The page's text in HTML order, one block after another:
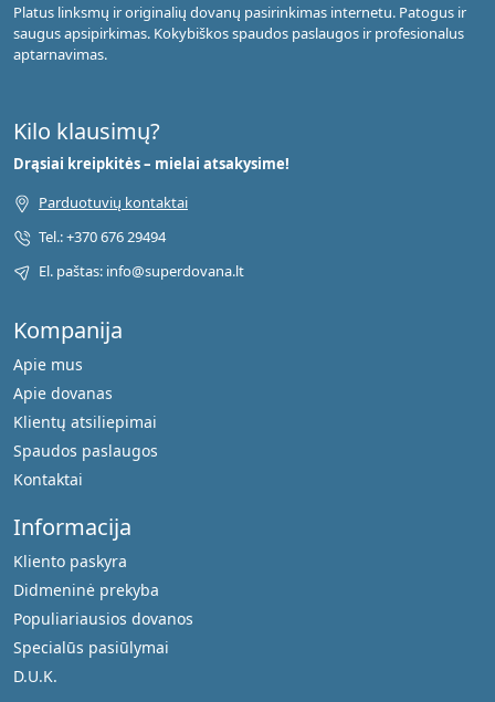
Platus linksmų ir originalių dovanų pasirinkimas internetu. Patogus ir
saugus apsipirkimas. Kokybiškos spaudos paslaugos ir profesionalus
aptarnavimas.
Kompanija
Apie mus
Apie dovanas
Klientų atsiliepimai
Spaudos paslaugos
Kontaktai
Informacija
Kliento paskyra
Didmeninė prekyba
Populiariausios dovanos
Specialūs pasiūlymai
D.U.K.
Kilo klausimų?
Drąsiai kreipkitės – mielai atsakysime!
Parduotuvių kontaktai
Tel.: +370 676 29494
El. paštas: info@superdovana.lt